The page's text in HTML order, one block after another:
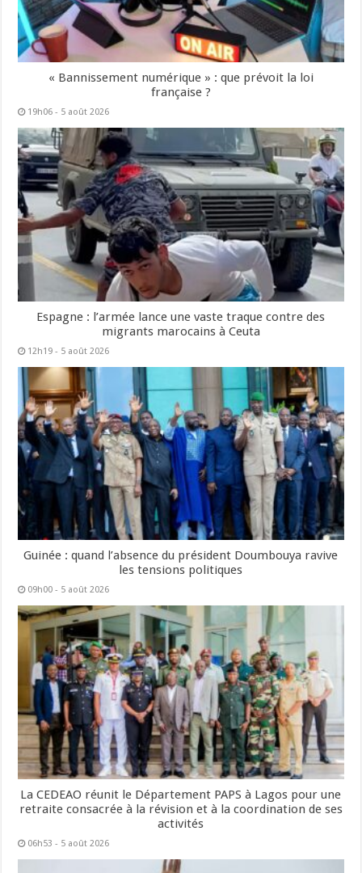
« Bannissement numérique » : que prévoit la loi
française ?
19h06 - 5 août 2026
Espagne : l’armée lance une vaste traque contre des
migrants marocains à Ceuta
12h19 - 5 août 2026
Guinée : quand l’absence du président Doumbouya ravive
les tensions politiques
09h00 - 5 août 2026
La CEDEAO réunit le Département PAPS à Lagos pour une
retraite consacrée à la révision et à la coordination de ses
activités
06h53 - 5 août 2026